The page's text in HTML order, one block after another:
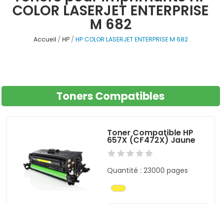
COLOR LASERJET ENTERPRISE
M 682
Accueil HP HP COLOR LASERJET ENTERPRISE M 682
Toners Compatibles
Toner Compatible HP
657X (CF472X) Jaune
Quantité : 23000 pages